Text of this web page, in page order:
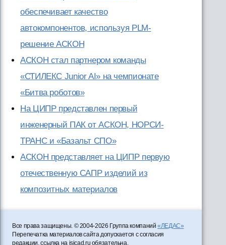
обеспечивает качество
автокомпонентов, используя PLM-
решение АСКОН
АСКОН стал партнером команды
«СТИЛЕКС Junior AI» на чемпионате
«Битва роботов»
На ЦИПР представлен первый
инженерный ПАК от АСКОН, НОРСИ-
ТРАНС и «Базальт СПО»
АСКОН представляет на ЦИПР первую
отечественную САПР изделий из
композитных материалов
Все права защищены. © 2004-2026 Группа компаний«ЛЕДАС»
Перепечатка материалов сайта допускается с согласия
редакции, ссылка на isicad.ru обязательна.